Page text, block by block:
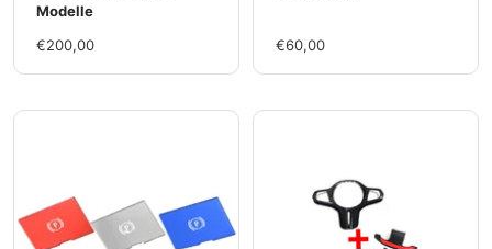
Modelle
Im
€200,00
Im
€60,00